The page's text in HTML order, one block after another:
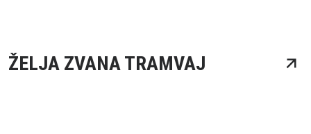
ŽELJA ZVANA TRAMVAJ